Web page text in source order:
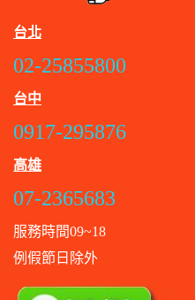
台北
02-25855800
台中
0917-295876
高雄
07-2365683
服務時間09~18
例假節日除外